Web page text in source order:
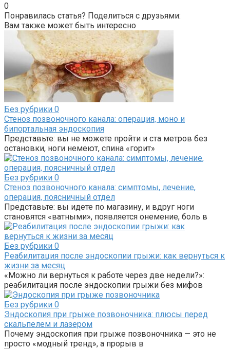
0
Понравилась статья? Поделиться с друзьями:
Вам также может быть интересно
Без рубрики 0
Стеноз позвоночного канала: операция, моно и
бипортальная эндоскопия
Представьте: вы не можете пройти и ста метров без
остановки, ноги немеют, спина «горит»
Без рубрики 0
Стеноз позвоночного канала: симптомы, лечение,
операция, поясничный отдел
Представьте: вы идете по магазину, и вдруг ноги
становятся «ватными», появляется онемение, боль в
Без рубрики 0
Реабилитация после эндоскопии грыжи: как вернуться к
жизни за месяц
«Можно ли вернуться к работе через две недели?»:
реабилитация после эндоскопии грыжи без мифов
Без рубрики 0
Эндоскопия при грыже позвоночника: плюсы перед
скальпелем и лазером
Почему эндоскопия при грыже позвоночника — это не
просто «модный тренд», а прорыв в